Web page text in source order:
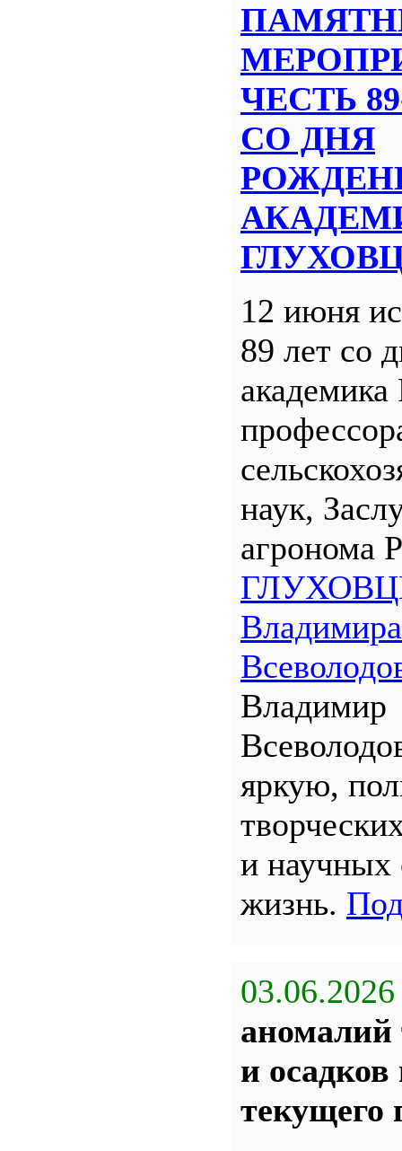
ЧЕСТЬ
СО ДНЯ
12 июня
89 лет со
наук,
агронома
Владимира
Владимир
яркую,
и научных
жизнь.
03.06.2026
аномалий
и
текущего